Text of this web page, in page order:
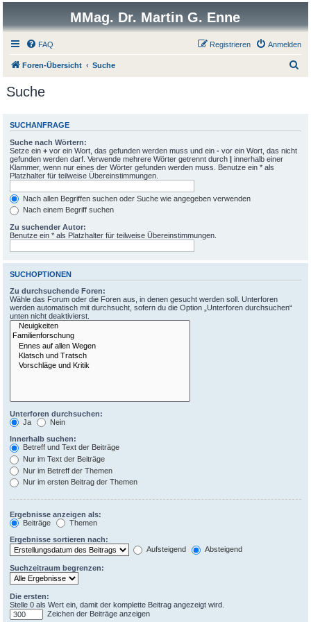
MMag. Dr. Martin G. Enne
FAQ Anmelden
Registrieren
Foren-Übersicht Suche
e
Suche
SUCHANFRAGE
Suche nach Wörtern:
Setze ein+ vor ein Wort, das gefunden werden muss und ein- vor ein Wort, das nicht
gefunden werden darf. Verwende mehrere Wörter getrennt durch| innerhalb einer
Klammer, wenn nur eines der Wörter gefunden werden muss. Benutze ein * als
Platzhalter für teilweise Übereinstimmungen.
Nach allen Begriffen suchen oder Suche wie angegeben verwenden
Nach einem Begriff suchen
Zu suchender Autor:
Benutze ein * als Platzhalter für teilweise Übereinstimmungen.
SUCHOPTIONEN
Zu durchsuchende Foren:
Wähle das Forum oder die Foren aus, in denen gesucht werden soll. Unterforen
werden automatisch mit durchsucht, sofern du die Option „Unterforen durchsuchen“
unten nicht deaktivierst.
Unterforen durchsuchen:
Ja
Nein
Innerhalb suchen:
Betreff und Text der Beiträge
Nur im Text der Beiträge
Nur im Betreff der Themen
Nur im ersten Beitrag der Themen
Ergebnisse anzeigen als:
Beiträge
Themen
Ergebnisse sortieren nach:
Aufsteigend
Absteigend
Suchzeitraum begrenzen:
Die ersten:
Stelle 0 als Wert ein, damit der komplette Beitrag angezeigt wird.
Zeichen der Beiträge anzeigen